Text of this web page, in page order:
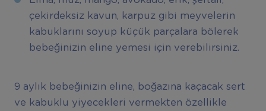
çekirdeksiz kavun, karpuz gibi meyvelerin
kabuklarını soyup küçük parçalara bölerek
bebeğinizin eline yemesi için verebilirsiniz.
9 aylık bebeğinizin eline, boğazına kaçacak sert
ve kabuklu yiyecekleri vermekten özellikle